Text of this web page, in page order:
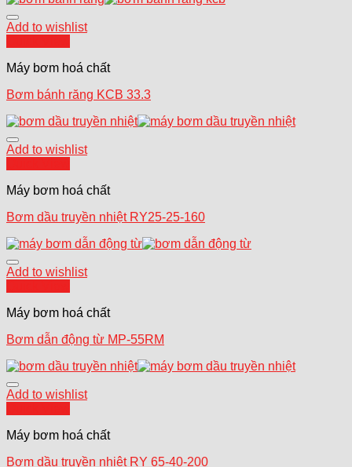
Add to wishlist
Máy bơm hoá chất
Bơm bánh răng KCB 33.3
Add to wishlist
Máy bơm hoá chất
Bơm dầu truyền nhiệt RY25-25-160
Add to wishlist
Máy bơm hoá chất
Bơm dẫn động từ MP-55RM
Add to wishlist
Máy bơm hoá chất
Bơm dầu truyền nhiệt RY 65-40-200